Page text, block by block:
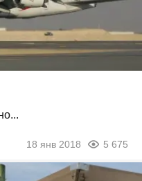
18 янв 2018 5 675